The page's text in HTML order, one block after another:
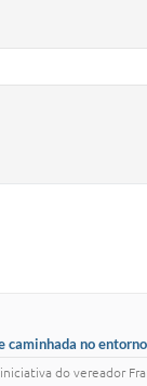
caminhada no
do vereador